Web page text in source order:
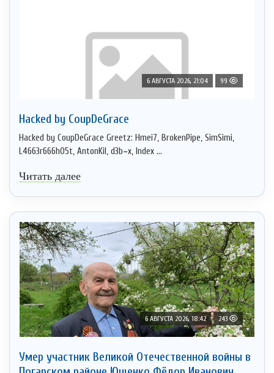
6 АВГУСТА 2026, 21:04 99
Hacked by CoupDeGrace
Hacked by CoupDeGrace Greetz: Hmei7, BrokenPipe, SimSimi,
L4663r666h05t, AntonKil, d3b~x, Index ...
Читать далее
6 АВГУСТА 2026, 18:42 243
Умер участник Великой Отечественной войны в